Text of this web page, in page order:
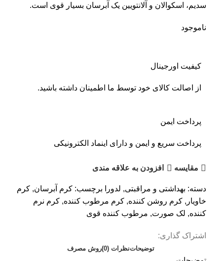
سدیم، اسکوالان و آلانتویین یک آبرسان بسیار قوی است.
ناموجود
کیفیت اورجینال
از اصالت کالای خود توسط ما اطمینان داشته باشید.
پرداخت ایمن
پرداخت سریع و ایمن و دارای اینماد الکترونیکی
مقايسه افزودن به علاقه مندی
دسته: بهداشتی و مراقبتی, لدورا برچسب: کرم آبرسان, کرم
خاویار , کرم روشن کننده, کرم مرطوب کننده, کرم نرم
کننده, لک صورت, مرطوب کننده قوی
اشتراک گذاری:
توضیحاتنظرات (0) روش مصرف